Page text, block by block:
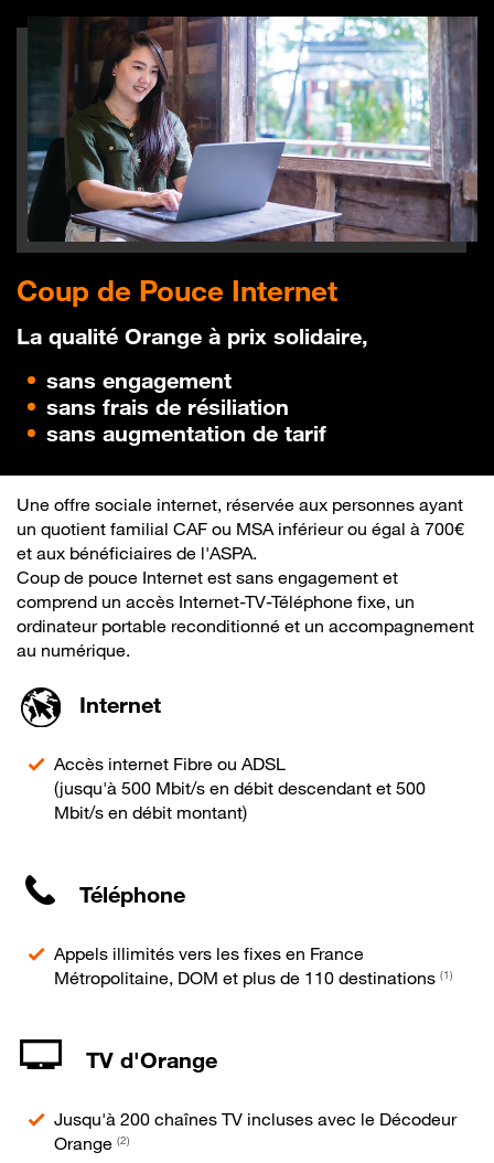
Coup de Pouce Internet
La qualité Orange à prix solidaire,
sans engagement
sans frais de résiliation
sans augmentation de tarif
Une offre sociale internet, réservée aux personnes ayant
un quotient familial CAF ou MSA inférieur ou égal à 700€
et aux bénéficiaires de l'ASPA.
Coup de pouce Internet est sans engagement et
comprend un accès Internet-TV-Téléphone fixe, un
ordinateur portable reconditionné et un accompagnement
au numérique.
Internet
Accès internet Fibre ou ADSL
(jusqu'à 500 Mbit/s en débit descendant et 500
Mbit/s en débit montant)
Téléphone
Appels illimités vers les fixes en France
Métropolitaine, DOM et plus de 110 destinations (1)
TV d'Orange
Jusqu'à 200 chaînes TV incluses avec le Décodeur
Orange (2)